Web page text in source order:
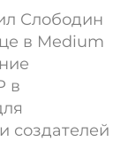
Слободин
в Medium
в
создателей